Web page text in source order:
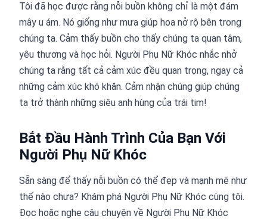
Tôi đã học được rằng nỗi buồn không chỉ là một đám
mây u ám. Nó giống như mưa giúp hoa nở rộ bên trong
chúng ta. Cảm thấy buồn cho thấy chúng ta quan tâm,
yêu thương và học hỏi. Người Phụ Nữ Khóc nhắc nhở
chúng ta rằng tất cả cảm xúc đều quan trọng, ngay cả
những cảm xúc khó khăn. Cảm nhận chúng giúp chúng
ta trở thành những siêu anh hùng của trái tim!
Bắt Đầu Hành Trình Của Bạn Với
Người Phụ Nữ Khóc
Sẵn sàng để thấy nỗi buồn có thể đẹp và mạnh mẽ như
thế nào chưa? Khám phá Người Phụ Nữ Khóc cùng tôi.
Đọc hoặc nghe câu chuyện về Người Phụ Nữ Khóc